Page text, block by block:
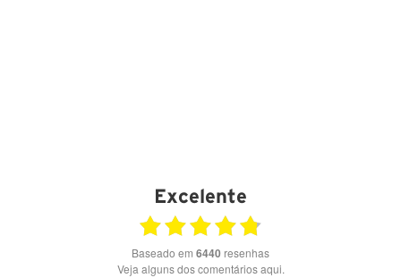
Excelente
Baseado em 6440 resenhas
Veja alguns dos comentários aqui.